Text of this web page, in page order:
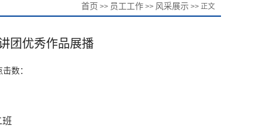
首页 >> 员工工作 >> 风采展示 >> 正文
团优秀作品展播
击数：
班